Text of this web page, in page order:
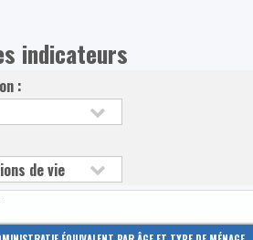
indicateurs
: